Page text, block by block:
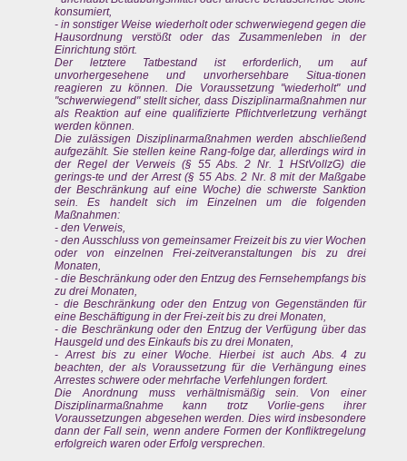
konsumiert,
- in sonstiger Weise wiederholt oder schwerwiegend gegen die
Hausordnung verstößt oder das Zusammenleben in der
Einrichtung stört.
Der letztere Tatbestand ist erforderlich, um auf
unvorhergesehene und unvorhersehbare Situa-tionen
reagieren zu können. Die Voraussetzung "wiederholt" und
"schwerwiegend" stellt sicher, dass Disziplinarmaßnahmen nur
als Reaktion auf eine qualifizierte Pflichtverletzung verhängt
werden können.
Die zulässigen Disziplinarmaßnahmen werden abschließend
aufgezählt. Sie stellen keine Rang-folge dar, allerdings wird in
der Regel der Verweis (§ 55 Abs. 2 Nr. 1 HStVollzG) die
gerings-te und der Arrest (§ 55 Abs. 2 Nr. 8 mit der Maßgabe
der Beschränkung auf eine Woche) die schwerste Sanktion
sein. Es handelt sich im Einzelnen um die folgenden
Maßnahmen:
- den Verweis,
- den Ausschluss von gemeinsamer Freizeit bis zu vier Wochen
oder von einzelnen Frei-zeitveranstaltungen bis zu drei
Monaten,
- die Beschränkung oder den Entzug des Fernsehempfangs bis
zu drei Monaten,
- die Beschränkung oder den Entzug von Gegenständen für
eine Beschäftigung in der Frei-zeit bis zu drei Monaten,
- die Beschränkung oder den Entzug der Verfügung über das
Hausgeld und des Einkaufs bis zu drei Monaten,
- Arrest bis zu einer Woche. Hierbei ist auch Abs. 4 zu
beachten, der als Voraussetzung für die Verhängung eines
Arrestes schwere oder mehrfache Verfehlungen fordert.
Die Anordnung muss verhältnismäßig sein. Von einer
Disziplinarmaßnahme kann trotz Vorlie-gens ihrer
Voraussetzungen abgesehen werden. Dies wird insbesondere
dann der Fall sein, wenn andere Formen der Konfliktregelung
erfolgreich waren oder Erfolg versprechen.